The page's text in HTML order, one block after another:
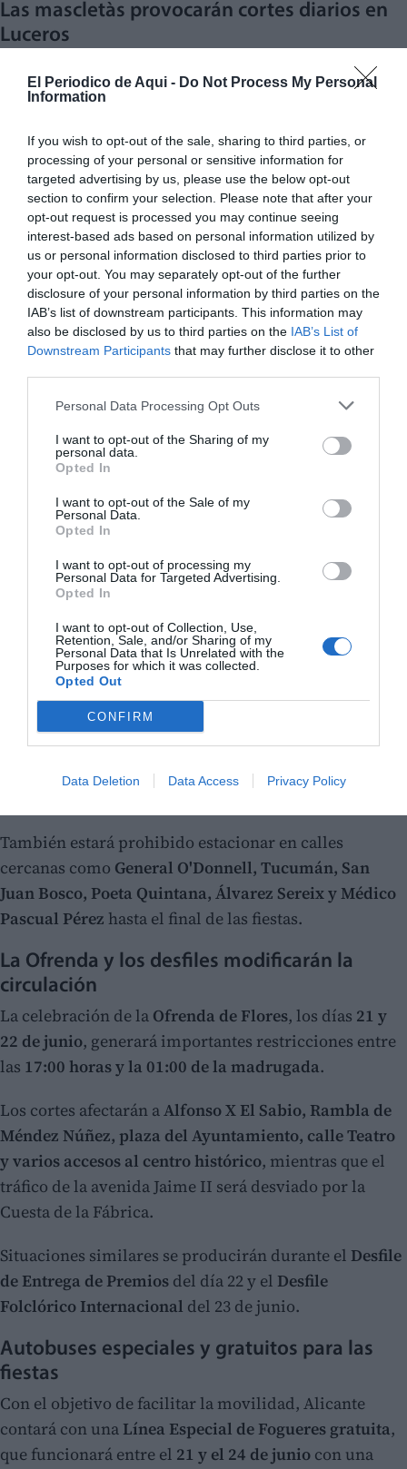
El Periodico de Aqui - Do Not Process My Personal
Information
If you wish to opt-out of the sale, sharing to third parties, or
processing of your personal or sensitive information for
targeted advertising by us, please use the below opt-out
section to confirm your selection. Please note that after your
opt-out request is processed you may continue seeing
interest-based ads based on personal information utilized by
us or personal information disclosed to third parties prior to
your opt-out. You may separately opt-out of the further
disclosure of your personal information by third parties on the
IAB’s list of downstream participants. This information may
also be disclosed by us to third parties on the IAB’s List of
Downstream Participants that may further disclose it to other
Personal Data Processing Opt Outs
I want to opt-out of the Sharing of my
personal data.
Opted In
I want to opt-out of the Sale of my
Personal Data.
Opted In
I want to opt-out of processing my
Personal Data for Targeted Advertising.
Opted In
I want to opt-out of Collection, Use,
Retention, Sale, and/or Sharing of my
Personal Data that Is Unrelated with the
Purposes for which it was collected.
Opted Out
CONFIRM
Data Deletion Data Access Privacy Policy
Las mascletàs provocarán cortes diarios en
Luceros
plaza de los
Luceros, escenario de las mascletàs entre el18 y el 24
Cada día se producirá uncorte total al tráfico desde
las 12:00 horashasta la finalización de las labores de
limpieza tras el disparo de las mascletàs de las 14:00
horas.
También estará prohibido estacionar en calles
cercanas como General O'Donnell, Tucumán, San
Juan Bosco, Poeta Quintana, Álvarez Sereix y Médico
Pascual Pérez hasta el final de las fiestas.
La Ofrenda y los desfiles modificarán la
circulación
La celebración de la Ofrenda de Flores, los días 21 y
22 de junio, generará importantes restricciones entre
las 17:00 horas y la 01:00 de la madrugada.
Los cortes afectarán aAlfonso X El Sabio, Rambla de
Méndez Núñez, plaza del Ayuntamiento, calle Teatro
y varios accesos al centro histórico, mientras que el
tráfico de la avenida Jaime II será desviado por la
Cuesta de la Fábrica.
Situaciones similares se producirán durante el Desfile
de Entrega de Premios del día 22 y el Desfile
Folclórico Internacional del 23 de junio.
Autobuses especiales y gratuitos para las
fiestas
Con el objetivo de facilitar la movilidad, Alicante
contará con una Línea Especial de Fogueres gratuita,
que funcionará entre el 21 y el 24 de junio con una